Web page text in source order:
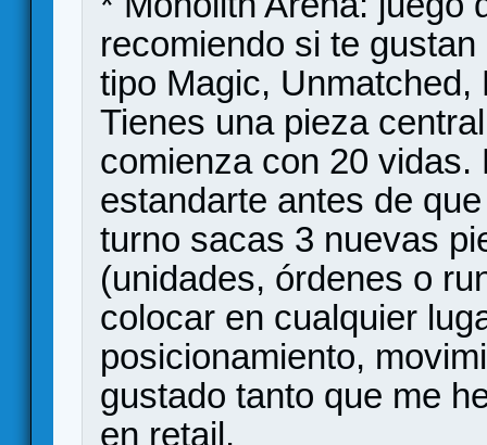
recomiendo si te
tipo Magic,
Tienes una pieza
comienza con 20
estandarte antes de
turno sacas 3 nuevas
(unidades, órdenes o
colocar en cualquier
posicionamiento,
gustado tanto que me
en retail.